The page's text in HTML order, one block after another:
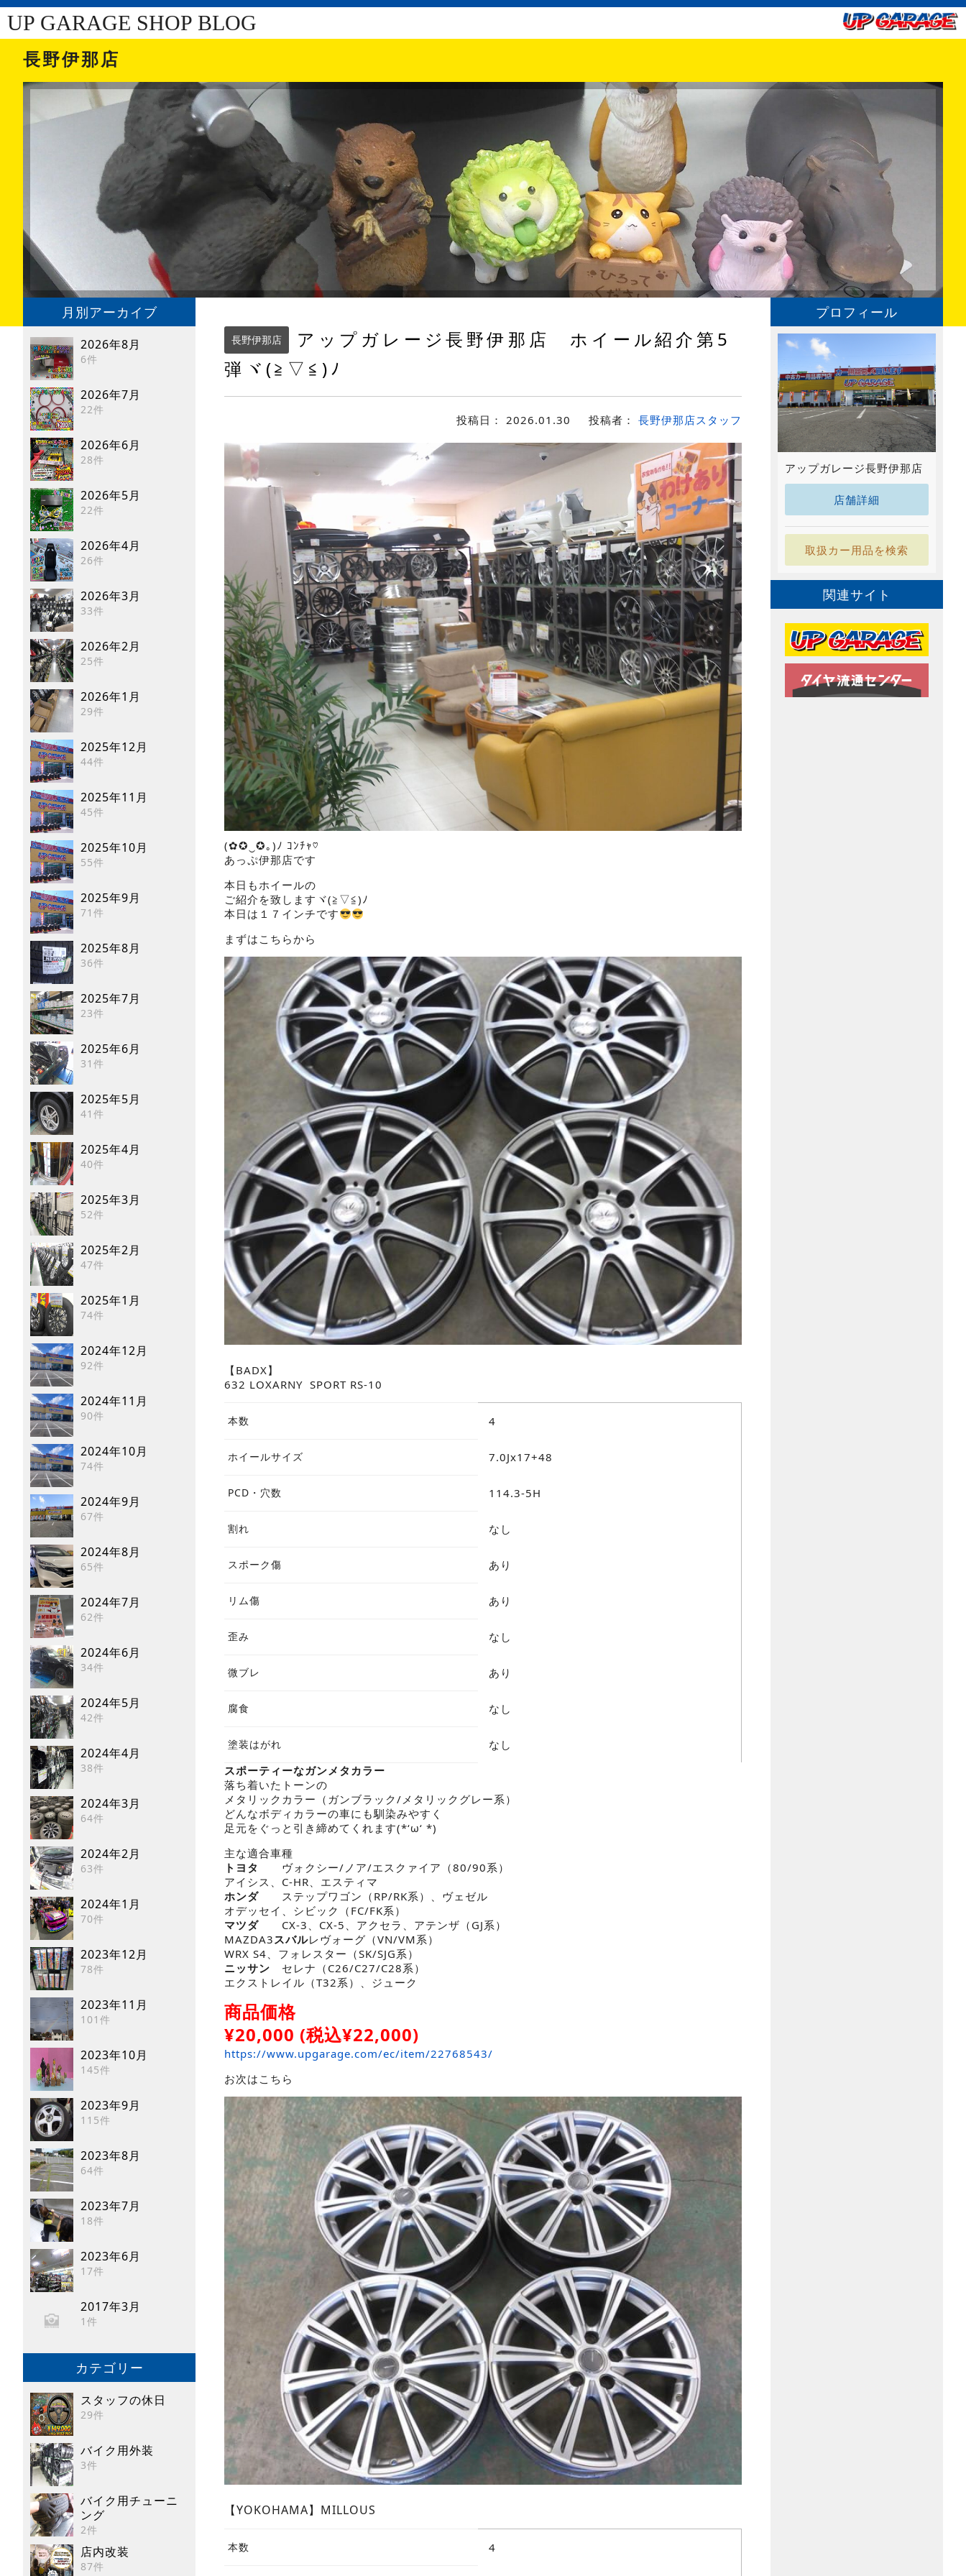
UP GARAGE SHOP BLOG
長野伊那店
月別アーカイブ
2026年8月
6件
2026年7月
22件
2026年6月
28件
2026年5月
22件
2026年4月
26件
2026年3月
33件
2026年2月
25件
2026年1月
29件
2025年12月
44件
2025年11月
45件
2025年10月
55件
2025年9月
71件
2025年8月
36件
2025年7月
23件
2025年6月
31件
2025年5月
41件
2025年4月
40件
2025年3月
52件
2025年2月
47件
2025年1月
74件
2024年12月
92件
2024年11月
90件
2024年10月
74件
2024年9月
67件
2024年8月
65件
2024年7月
62件
2024年6月
34件
2024年5月
42件
2024年4月
38件
2024年3月
64件
2024年2月
63件
2024年1月
70件
2023年12月
78件
2023年11月
101件
2023年10月
145件
2023年9月
115件
2023年8月
64件
2023年7月
18件
2023年6月
17件
2017年3月
1件
カテゴリー
スタッフの休日
29件
バイク用外装
3件
バイク用チューニ
ング
2件
店内改装
87件
長野伊那店
アップガレージ長野伊那店 ホイール紹介第5
弾ヾ(≧▽≦)ﾉ
投稿日： 2026.01.30 投稿者： 長野伊那店スタッフ
(✿✪‿✪｡)ﾉ ｺﾝﾁｬ♡
あっぷ伊那店です
本日もホイールの
ご紹介を致しますヾ(≧▽≦)ﾉ
本日は１７インチです
まずはこちらから
【BADX】
632 LOXARNY SPORT RS-10
本数 4
ホイールサイズ 7.0Jx17+48
PCD・穴数 114.3-5H
割れ なし
スポーク傷 あり
リム傷 あり
歪み なし
微ブレ あり
腐食 なし
塗装はがれ
なし
スポーティーなガンメタカラー
落ち着いたトーンの
メタリックカラー（ガンブラック/メタリックグレー系）
どんなボディカラーの車にも馴染みやすく
足元をぐっと引き締めてくれます(*‘ω‘ *)
主な適合車種
トヨタ ヴォクシー/ノア/エスクァイア（80/90系）
アイシス、C-HR、エスティマ
ホンダ ステップワゴン（RP/RK系）、ヴェゼル
オデッセイ、シビック（FC/FK系）
マツダ CX-3、CX-5、アクセラ、アテンザ（GJ系）
MAZDA3スバルレヴォーグ（VN/VM系）
WRX S4、フォレスター（SK/SJG系）
ニッサン セレナ（C26/C27/C28系）
エクストレイル（T32系）、ジューク
商品価格
¥20,000 (税込¥22,000)
https://www.upgarage.com/ec/item/22768543/
お次はこちら
【YOKOHAMA】MILLOUS
本数 4
プロフィール
アップガレージ長野伊那店
店舗詳細
取扱カー用品を検索
関連サイト